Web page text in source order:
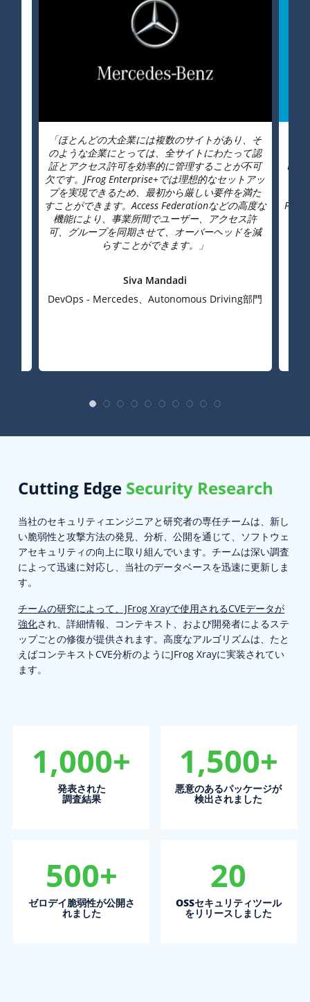
「ほとんどの大企業には複数のサイトがあり、そ
のような企業にとっては、全サイトにわたって認
証とアクセス許可を効率的に管理することが不可
欠です。JFrog Enterprise+では理想的なセットアッ
プを実現できるため、最初から厳しい要件を満た
すことができます。Access Federationなどの高度な
機能により、事業所間でユーザー、アクセス許
可、グループを同期させて、オーバーヘッドを減
らすことができます。」
Siva Mandadi
DevOps - Mercedes、Autonomous Driving部門
Cutting Edge Security Research
当社のセキュリティエンジニアと研究者の専任チームは、新し
い脆弱性と攻撃方法の発見、分析、公開を通じて、ソフトウェ
アセキュリティの向上に取り組んでいます。チームは深い調査
によって迅速に対応し、当社のデータベースを迅速に更新しま
す。
チームの研究によって、JFrog Xrayで使用されるCVEデータが
強化され、詳細情報、コンテキスト、および開発者によるステ
ップごとの修復が提供されます。高度なアルゴリズムは、たと
えばコンテキストCVE分析のようにJFrog Xrayに実装されてい
ます。
1,000+
発表された
調査結果
1,500+
悪意のあるパッケージが
検出されました
500+
ゼロデイ脆弱性が公開さ
れました
20
OSSセキュリティツール
をリリースしました